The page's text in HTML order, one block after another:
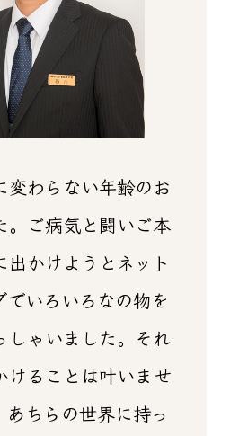
変わらない年齢のお
。ご病気と闘いご本
出かけようとネット
でいろいろなの物を
しゃいました。それ
けることは叶いませ
あちらの世界に持っ